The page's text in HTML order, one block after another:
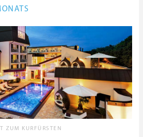
ZUM KURFÜRSTEN